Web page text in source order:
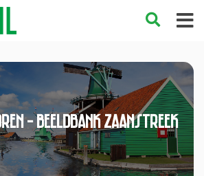
- Beeldbank Zaanstreek